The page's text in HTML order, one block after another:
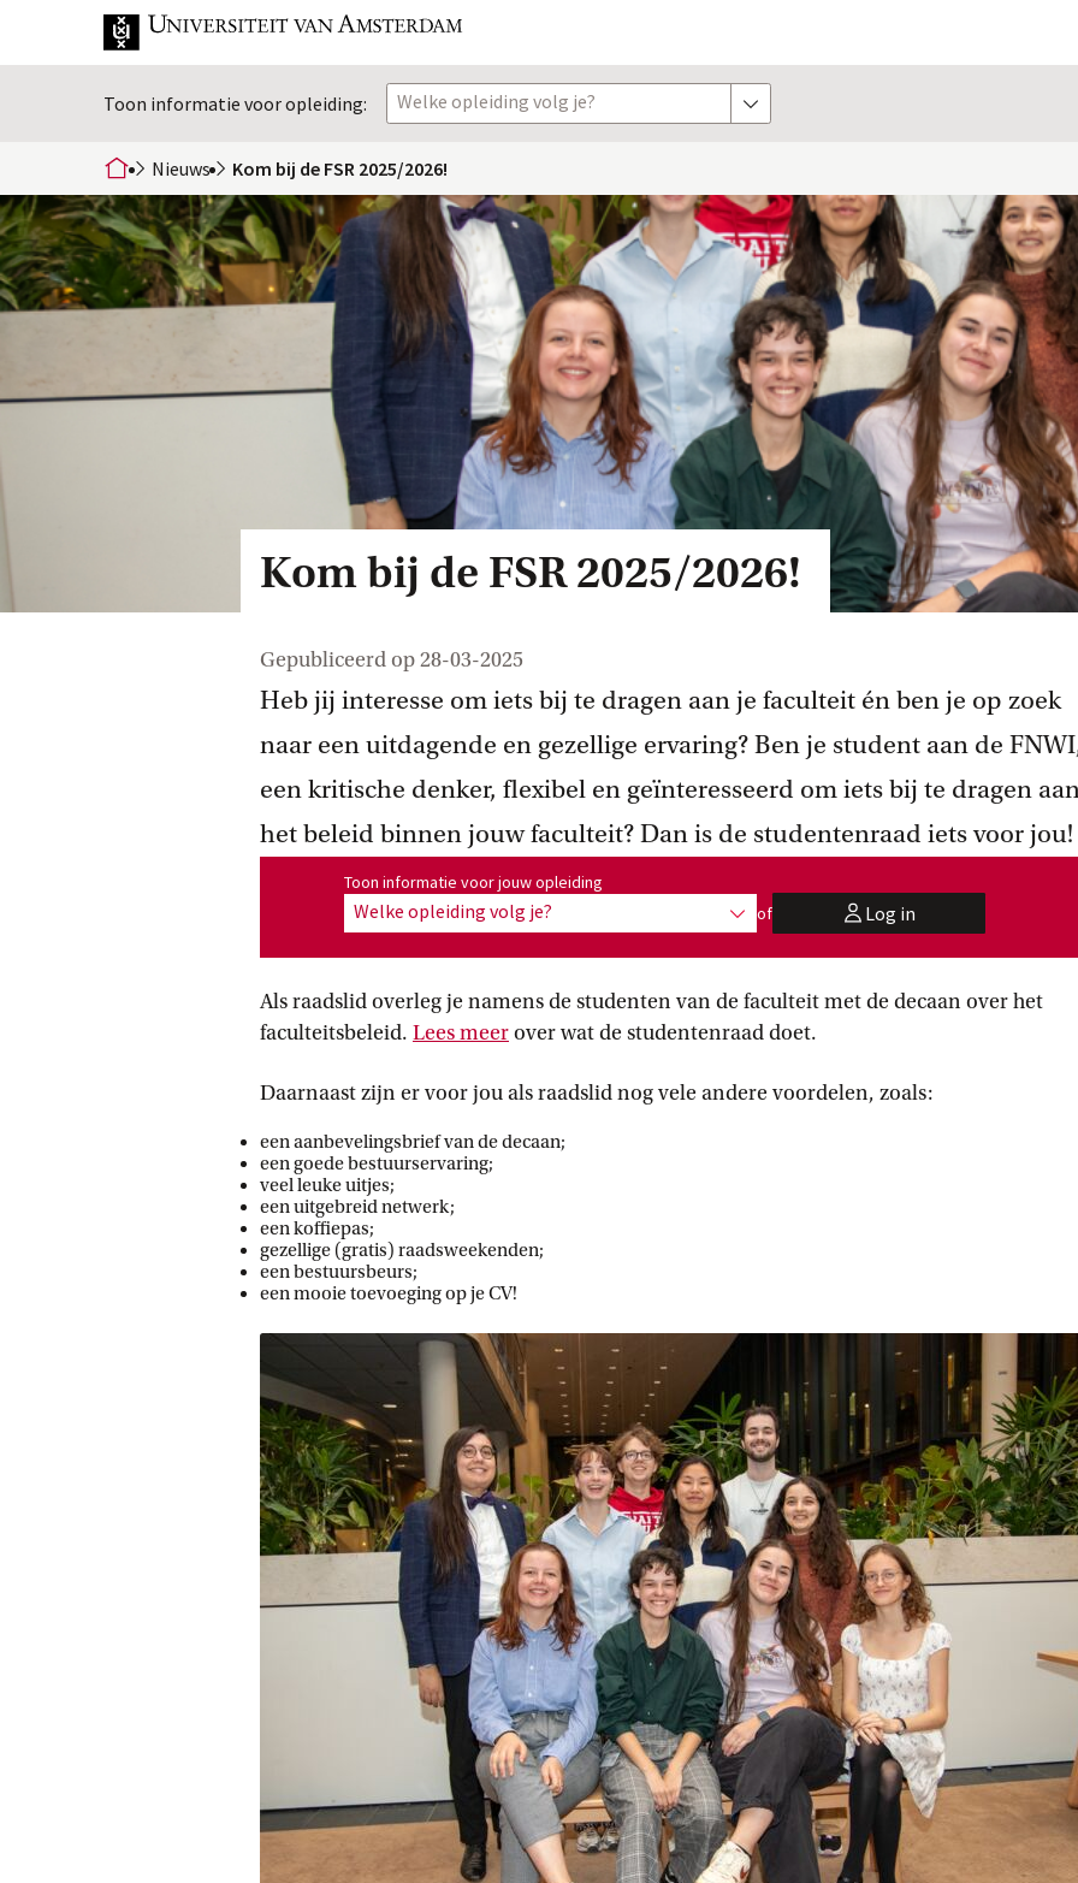
Toon informatie voor opleiding: Welke opleiding volg je? toon opties
home
Nieuws Kom bij de FSR 2025/2026!
Kom bij de FSR 2025/2026!
Gepubliceerd op28-03-2025
Heb jij interesse om iets bij te dragen aan je faculteit én ben je op zoek
naar een uitdagende en gezellige ervaring? Ben je student aan de
een kritische denker, flexibel en geïnteresseerd om iets bij te dragen
het beleid binnen jouw faculteit? Dan is de studentenraad iets voor jou!
Toon informatie voor opleiding:
Toon informatie voor jouw opleiding
Welke opleiding volg je? toon opties
of userLog in
Als raadslid overleg je namens de studenten van de faculteit met de decaan over het
faculteitsbeleid. Lees meerover wat de studentenraad doet.
Daarnaast zijn er voor jou als raadslid nog vele andere voordelen, zoals:
een aanbevelingsbrief van de decaan;
een goede bestuurservaring;
veel leuke uitjes;
een uitgebreid netwerk;
een koffiepas;
gezellige (gratis) raadsweekenden;
een bestuursbeurs;
een mooie toevoeging op je CV!